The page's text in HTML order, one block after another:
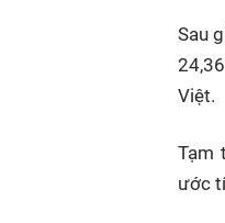
Sau
Việt.
Tạm
ước